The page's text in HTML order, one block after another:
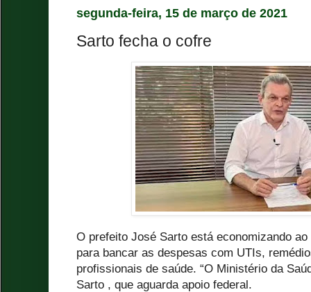
segunda-feira, 15 de março de 2021
Sarto fecha o cofre
O prefeito José Sarto está economizando
para bancar as despesas com UTIs,
profissionais de saúde. “O Ministério da
Sarto , que aguarda apoio federal.